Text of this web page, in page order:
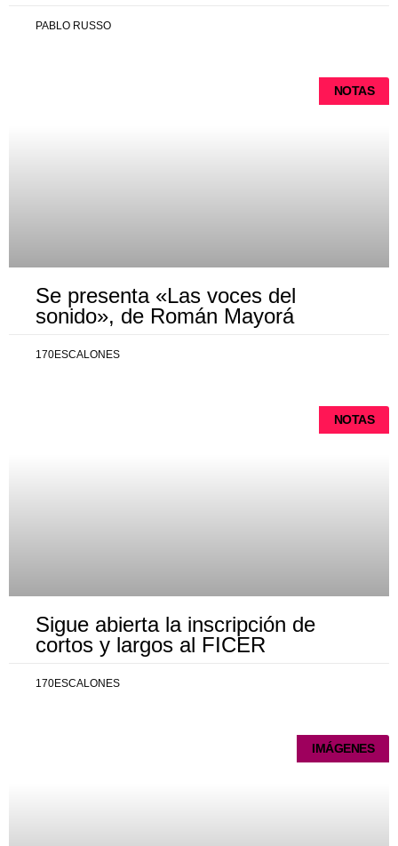
PABLO RUSSO
NOTAS
Se presenta «Las voces del
sonido», de Román Mayorá
170ESCALONES
NOTAS
Sigue abierta la inscripción de
cortos y largos al FICER
170ESCALONES
IMÁGENES